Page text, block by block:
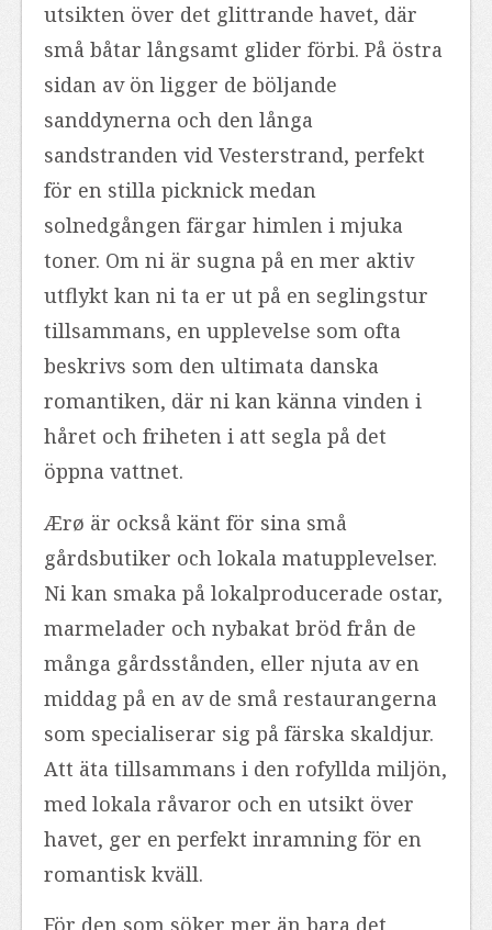
utsikten över det glittrande havet, där
små båtar långsamt glider förbi. På östra
sidan av ön ligger de böljande
sanddynerna och den långa
sandstranden vid Vesterstrand, perfekt
för en stilla picknick medan
solnedgången färgar himlen i mjuka
toner. Om ni är sugna på en mer aktiv
utflykt kan ni ta er ut på en seglingstur
tillsammans, en upplevelse som ofta
beskrivs som den ultimata danska
romantiken, där ni kan känna vinden i
håret och friheten i att segla på det
öppna vattnet.
Ærø är också känt för sina små
gårdsbutiker och lokala matupplevelser.
Ni kan smaka på lokalproducerade ostar,
marmelader och nybakat bröd från de
många gårdsstånden, eller njuta av en
middag på en av de små restaurangerna
som specialiserar sig på färska skaldjur.
Att äta tillsammans i den rofyllda miljön,
med lokala råvaror och en utsikt över
havet, ger en perfekt inramning för en
romantisk kväll.
För den som söker mer än bara det